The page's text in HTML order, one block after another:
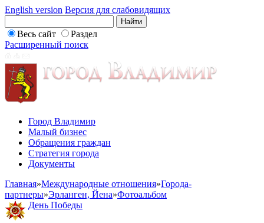
English version Версия для слабовидящих
Весь сайт
Раздел
Расширенный поиск
Город Владимир
Малый бизнес
Обращения граждан
Стратегия города
Документы
Главная»Международные отношения»Города-
партнеры»Эрланген, Йена»Фотоальбом
День Победы